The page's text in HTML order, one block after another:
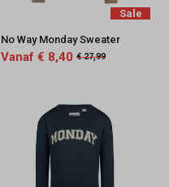
Sale
No Way Monday Sweater
Vanaf € 8,40 € 27,99